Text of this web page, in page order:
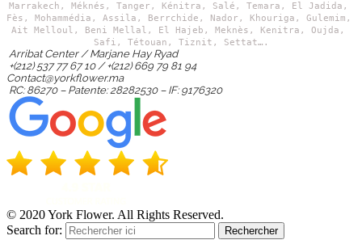
Marrakech,
Méknés, Tanger, Kénitra, Salé, Temara, El Jadida,
Fès, Mohammédia, Assila, Berrchide, Nador, Khouriga, Gulemim,
Ait Melloul, Beni Mellal, El Hajeb, Meknès, Kenitra, Oujda,
Safi, Tétouan, Tiznit, Settat….
Arribat Center / Marjane Hay Ryad
+(212) 537 77 67 10 / +(212) 669 79 81 94
Contact@yorkflower.ma
RC: 86270 – Patente: 28282530 – IF: 9176320
© 2020 York Flower. All Rights Reserved.
Search for:
Rechercher